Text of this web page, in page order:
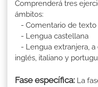
Comprenderá tres
ámbitos:
- Comentario de texto
- Lengua castellana
- Lengua extranjera,
inglés, italiano y
Fase específica: La